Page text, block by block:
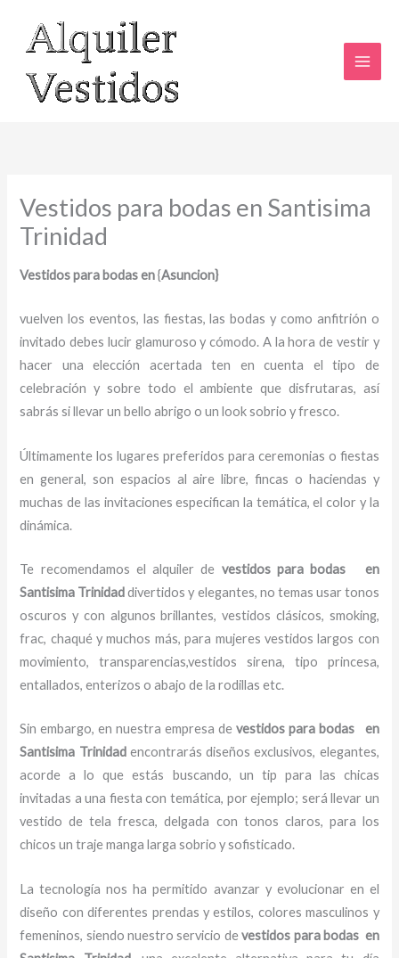
contenido
Vestidos para bodas en Santisima
Trinidad
Vestidos para bodas en{Asuncion}
vuelven los eventos, las fiestas, las bodas y como anfitrión o
invitado debes lucir glamuroso y cómodo. A la hora de vestir y
hacer una elección acertada ten en cuenta el tipo de
celebración y sobre todo el ambiente que disfrutaras, así
sabrás si llevar un bello abrigo o un look sobrio y fresco.
Últimamente los lugares preferidos para ceremonias o fiestas
en general, son espacios al aire libre, fincas o haciendas y
muchas de las invitaciones especifican la temática, el color y la
dinámica.
Te recomendamos el alquiler de vestidos para bodas en
Santisima Trinidaddivertidos y elegantes, no temas usar tonos
oscuros y con algunos brillantes, vestidos clásicos, smoking,
frac, chaqué y muchos más, para mujeres vestidos largos con
movimiento, transparencias,vestidos sirena, tipo princesa,
entallados, enterizos o abajo de la rodillas etc.
Sin embargo, en nuestra empresa de vestidos para bodas en
Santisima Trinidad encontrarás diseños exclusivos, elegantes,
acorde a lo que estás buscando, un tip para las chicas
invitadas a una fiesta con temática, por ejemplo; será llevar un
vestido de tela fresca, delgada con tonos claros, para los
chicos un traje manga larga sobrio y sofisticado.
La tecnología nos ha permitido avanzar y evolucionar en el
diseño con diferentes prendas y estilos, colores masculinos y
femeninos, siendo nuestro servicio devestidos para bodas en